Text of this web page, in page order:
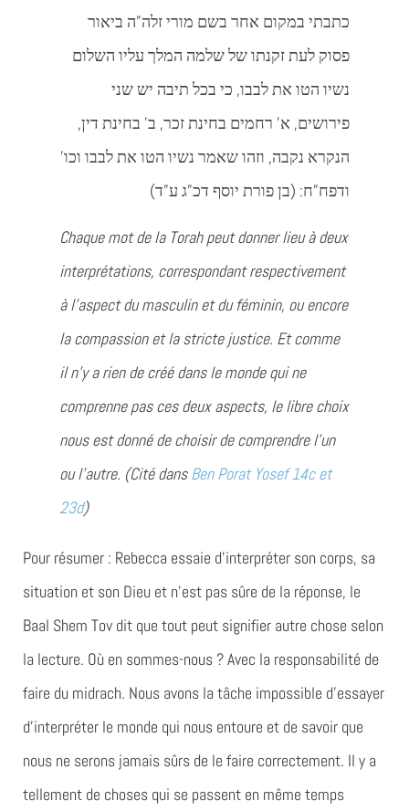
כתבתי במקום אחר בשם מורי זלה”ה ביאור
פסוק לעת זקנתו של שלמה המלך עליו השלום
נשיו הטו את לבבו, כי בכל תיבה יש שני
פירושים, א’ רחמים בחינת זכר, ב’ בחינת דין,
הנקרא נקבה, וזהו שאמר נשיו הטו את לבבו וכו’
ודפח”ח: (בן פורת יוסף דכ”ג ע”ד)
Chaque mot de la Torah peut donner lieu à deux
interprétations, correspondant respectivement
à l’aspect du masculin et du féminin, ou encore
la compassion et la stricte justice. Et comme
il n’y a rien de créé dans le monde qui ne
comprenne pas ces deux aspects, le libre choix
nous est donné de choisir de comprendre l’un
ou l’autre. (Cité dansBen Porat Yosef 14c et
23d)
Pour résumer : Rebecca essaie d’interpréter son corps, sa
situation et son Dieu et n’est pas sûre de la réponse, le
Baal Shem Tov dit que tout peut signifier autre chose selon
la lecture. Où en sommes-nous ? Avec la responsabilité de
faire du midrach. Nous avons la tâche impossible d’essayer
d’interpréter le monde qui nous entoure et de savoir que
nous ne serons jamais sûrs de le faire correctement. Il y a
tellement de choses qui se passent en même temps